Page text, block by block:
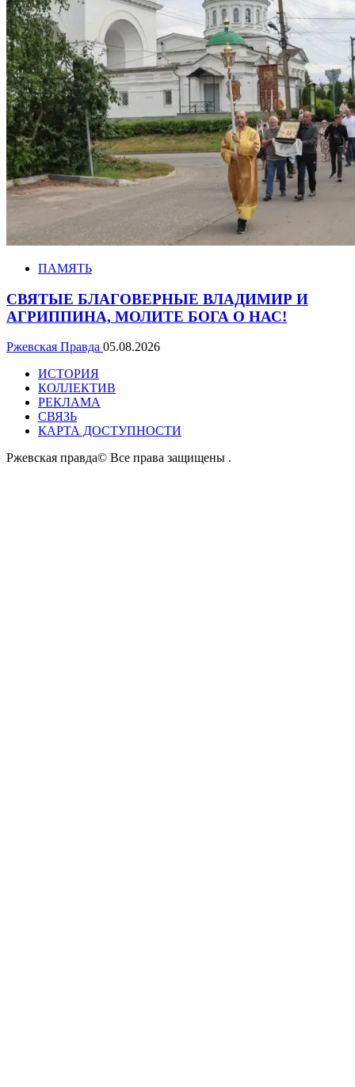
ПАМЯТЬ
СВЯТЫЕ БЛАГОВЕРНЫЕ ВЛАДИМИР И
АГРИППИНА, МОЛИТЕ БОГА О НАС!
Ржевская Правда 05.08.2026
ИСТОРИЯ
КОЛЛЕКТИВ
РЕКЛАМА
СВЯЗЬ
КАРТА ДОСТУПНОСТИ
Ржевская правда© Все права защищены .